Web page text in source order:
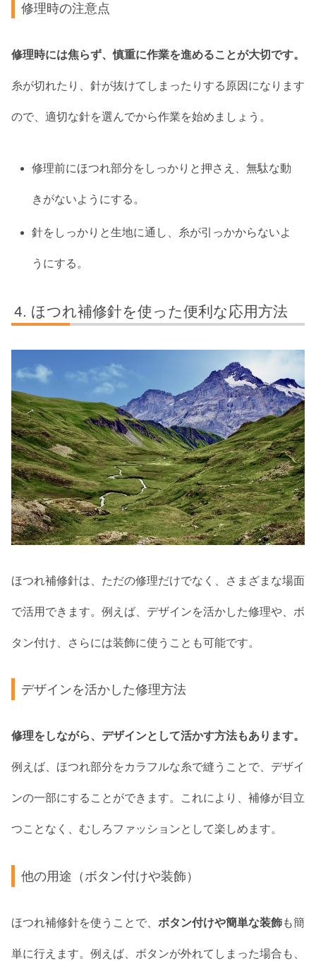
修理時の注意点
修理時には焦らず、慎重に作業を進めることが大切です。
糸が切れたり、針が抜けてしまったりする原因になります
ので、適切な針を選んでから作業を始めましょう。
修理前にほつれ部分をしっかりと押さえ、無駄な動
きがないようにする。
針をしっかりと生地に通し、糸が引っかからないよ
うにする。
ほつれ補修針を使った便利な応用方法
ほつれ補修針は、ただの修理だけでなく、さまざまな場面
で活用できます。例えば、デザインを活かした修理や、ボ
タン付け、さらには装飾に使うことも可能です。
デザインを活かした修理方法
修理をしながら、デザインとして活かす方法もあります。
例えば、ほつれ部分をカラフルな糸で縫うことで、デザイ
ンの一部にすることができます。これにより、補修が目立
つことなく、むしろファッションとして楽しめます。
他の用途（ボタン付けや装飾）
ほつれ補修針を使うことで、 ボタン付けや簡単な装飾も簡
単に行えます。例えば、ボタンが外れてしまった場合も、